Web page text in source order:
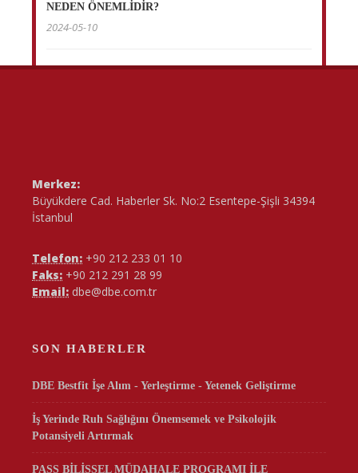
NEDEN ÖNEMLİDİR?
2024-05-10
Merkez:
Büyükdere Cad. Haberler Sk. No:2 Esentepe-Şişli 34394
İstanbul
Telefon: +90 212 233 01 10
Faks: +90 212 291 28 99
Email: dbe@dbe.com.tr
SON HABERLER
DBE Bestfit İşe Alım - Yerleştirme - Yetenek Geliştirme
İş Yerinde Ruh Sağlığını Önemsemek ve Psikolojik
Potansiyeli Artırmak
PASS BİLİŞSEL MÜDAHALE PROGRAMI İLE